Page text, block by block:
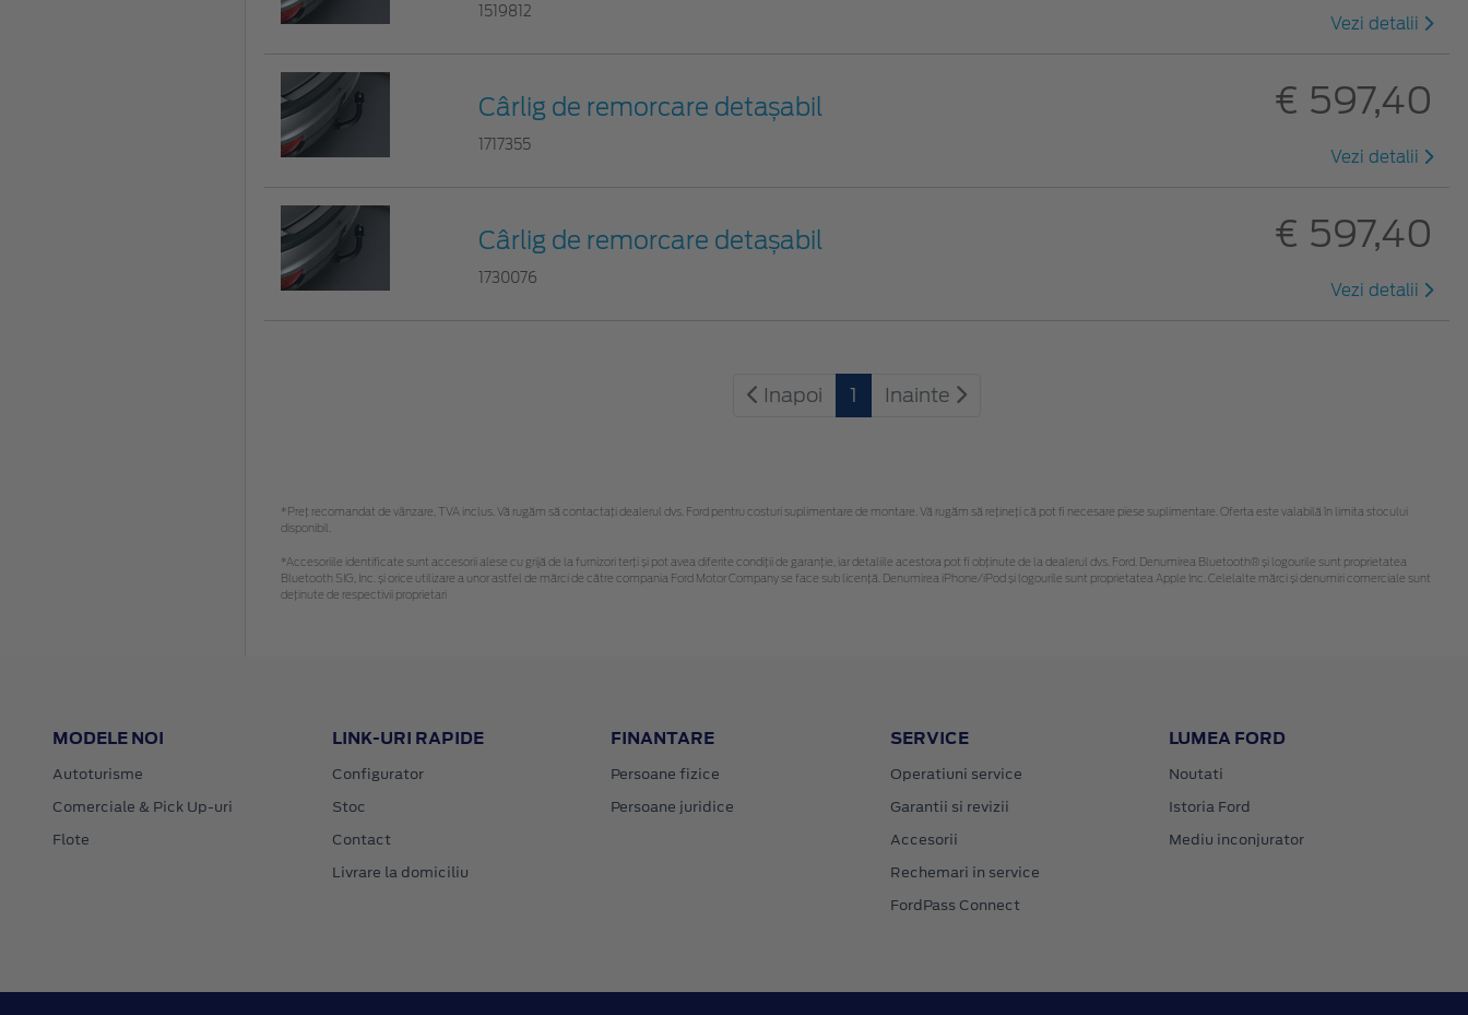
1519812
Vezi detalii
Cârlig de remorcare detașabil
1717355
€ 597,40
Vezi detalii
Cârlig de remorcare detașabil
1730076
€ 597,40
Vezi detalii
Inapoi 1 Inainte
*Preţ recomandat de vânzare, TVA inclus. Vă rugăm să contactaţi dealerul dvs. Ford pentru costuri suplimentare de montare. Vă rugăm să rețineți că pot fi necesare piese suplimentare. Oferta este valabilă în limita stocului
disponibil.
*Accesoriile identificate sunt accesorii alese cu grijă de la furnizori terți și pot avea diferite condiții de garanție, iar detaliile acestora pot fi obținute de la dealerul dvs. Ford. Denumirea Bluetooth® și logourile sunt proprietatea
Bluetooth SIG, Inc. și orice utilizare a unor astfel de mărci de către compania Ford Motor Company se face sub licență. Denumirea iPhone/iPod și logourile sunt proprietatea Apple Inc. Celelalte mărci și denumiri comerciale sunt
deținute de respectivii proprietari
MODELE NOI
Autoturisme
Comerciale & Pick Up-uri
Flote
LINK-URI RAPIDE
Configurator
Stoc
Contact
Livrare la domiciliu
FINANTARE
Persoane fizice
Persoane juridice
SERVICE
Operatiuni service
Garantii si revizii
Accesorii
Rechemari in service
FordPass Connect
LUMEA FORD
Noutati
Istoria Ford
Mediu inconjurator